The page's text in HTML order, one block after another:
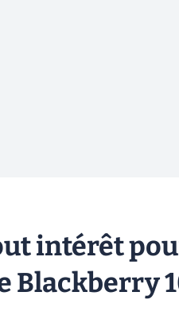
intérêt
Blackberry